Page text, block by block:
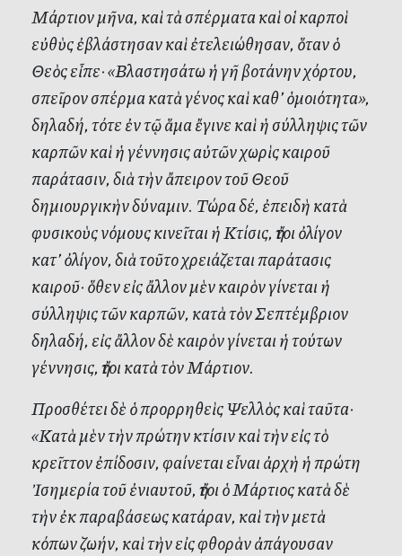
Μάρτιον μῆνα, καὶ τὰ σπέρματα καὶ οἱ καρποὶ
εὐθὺς ἐβλάστησαν καὶ ἐτελειώθησαν, ὅταν ὁ
Θεὸς εἶπε· «Βλαστησάτω ἡ γῆ βοτάνην χόρτου,
σπεῖρον σπέρμα κατὰ γένος καὶ καθ’ ὁμοιότητα»,
δηλαδή, τότε ἐν τῷ ἅμα ἔγινε καὶ ἡ σύλληψις τῶν
καρπῶν καὶ ἡ γέννησις αὐτῶν χωρὶς καιροῦ
παράτασιν, διὰ τὴν ἄπειρον τοῦ Θεοῦ
δημιουργικὴν δύναμιν. Τώρα δέ, ἐπειδὴ κατὰ
φυσικοὺς νόμους κινεῖται ἡ Κτίσις, ἤτοι ὀλίγον
κατ’ ὀλίγον, διὰ τοῦτο χρειάζεται παράτασις
καιροῦ· ὅθεν εἰς ἄλλον μὲν καιρὸν γίνεται ἡ
σύλληψις τῶν καρπῶν, κατὰ τὸν Σεπτέμβριον
δηλαδή, εἰς ἄλλον δὲ καιρὸν γίνεται ἡ τούτων
γέννησις, ἤτοι κατὰ τὸν Μάρτιον.
Προσθέτει δὲ ὁ προρρηθεὶς Ψελλὸς καὶ ταῦτα·
«Κατὰ μὲν τὴν πρώτην κτίσιν καὶ τὴν εἰς τὸ
κρεῖττον ἐπίδοσιν, φαίνεται εἶναι ἀρχὴ ἡ πρώτη
Ἰσημερία τοῦ ἐνιαυτοῦ, ἤτοι ὁ Μάρτιος κατὰ δὲ
τὴν ἐκ παραβάσεως κατάραν, καὶ τὴν μετὰ
κόπων ζωήν, καὶ τὴν εἰς φθορὰν ἀπάγουσαν